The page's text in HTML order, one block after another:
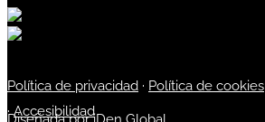
Política de privacidad · Política de cookies
·Accesibilidad